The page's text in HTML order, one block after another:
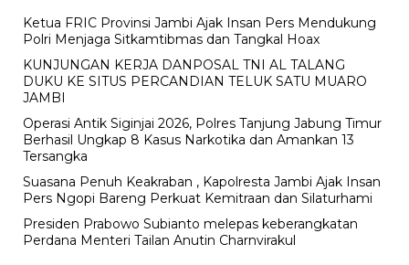
Ketua FRIC Provinsi Jambi Ajak Insan Pers Mendukung
Polri Menjaga Sitkamtibmas dan Tangkal Hoax
KUNJUNGAN KERJA DANPOSAL TNI AL TALANG
DUKU KE SITUS PERCANDIAN TELUK SATU MUARO
JAMBI
Operasi Antik Siginjai 2026, Polres Tanjung Jabung Timur
Berhasil Ungkap 8 Kasus Narkotika dan Amankan 13
Tersangka
Suasana Penuh Keakraban , Kapolresta Jambi Ajak Insan
Pers Ngopi Bareng Perkuat Kemitraan dan Silaturhami
Presiden Prabowo Subianto melepas keberangkatan
Perdana Menteri Tailan Anutin Charnvirakul